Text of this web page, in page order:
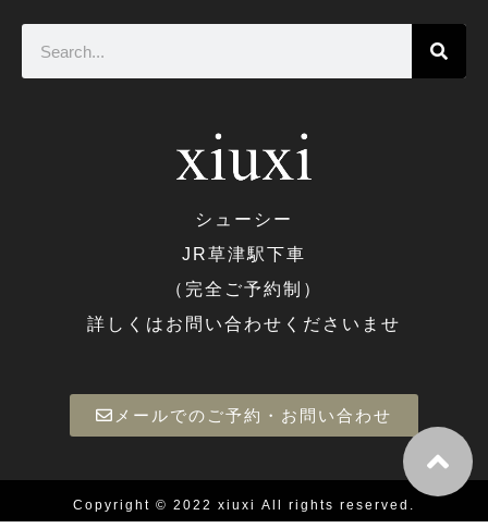
シューシー
JR草津駅下車
（完全ご予約制）
詳しくはお問い合わせくださいませ
メールでのご予約・お問い合わせ
Copyright © 2022 xiuxi All rights reserved.